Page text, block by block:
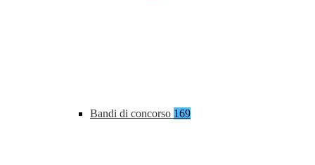
Bandi di concorso 169